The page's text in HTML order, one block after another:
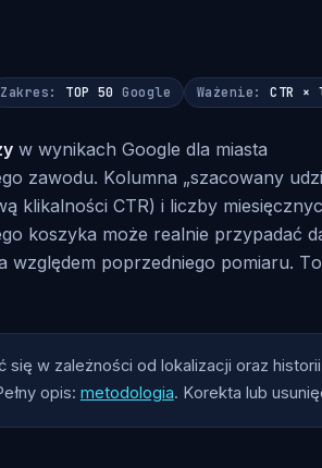
Zakres: TOP 50 Google Ważenie:CTR ×
w wynikach Google dla miasta
zawodu. Kolumna „szacowany
klikalności CTR) i liczby
koszyka może realnie przypadać
względem poprzedniego pomiaru. To
w zależności od lokalizacji oraz
opis: metodologia. Korekta lub